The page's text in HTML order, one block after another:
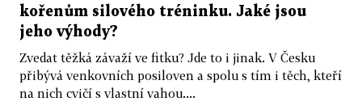
kořenům silového tréninku. Jaké jsou
jeho výhody?
Zvedat těžká závaží ve fitku? Jde to i jinak. V Česku
přibývá venkovních posiloven a spolu s tím i těch, kteří
na nich cvičí s vlastní vahou....